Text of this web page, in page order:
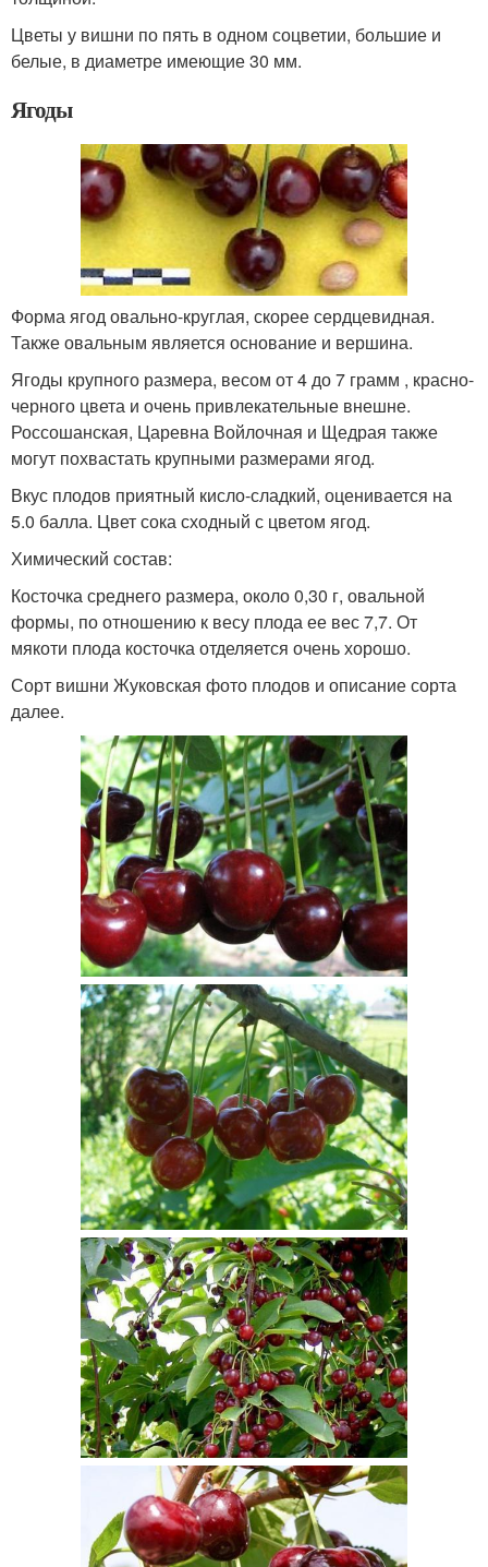
Цветы у вишни по пять в одном соцветии, большие и
белые, в диаметре имеющие 30 мм.
Ягоды
Форма ягод овально-круглая, скорее сердцевидная.
Также овальным является основание и вершина.
Ягоды крупного размера, весом от 4 до 7 грамм , красно-
черного цвета и очень привлекательные внешне.
Россошанская, Царевна Войлочная и Щедрая также
могут похвастать крупными размерами ягод.
Вкус плодов приятный кисло-сладкий, оценивается на
5.0 балла. Цвет сока сходный с цветом ягод.
Химический состав:
Косточка среднего размера, около 0,30 г, овальной
формы, по отношению к весу плода ее вес 7,7. От
мякоти плода косточка отделяется очень хорошо.
Сорт вишни Жуковская фото плодов и описание сорта
далее.